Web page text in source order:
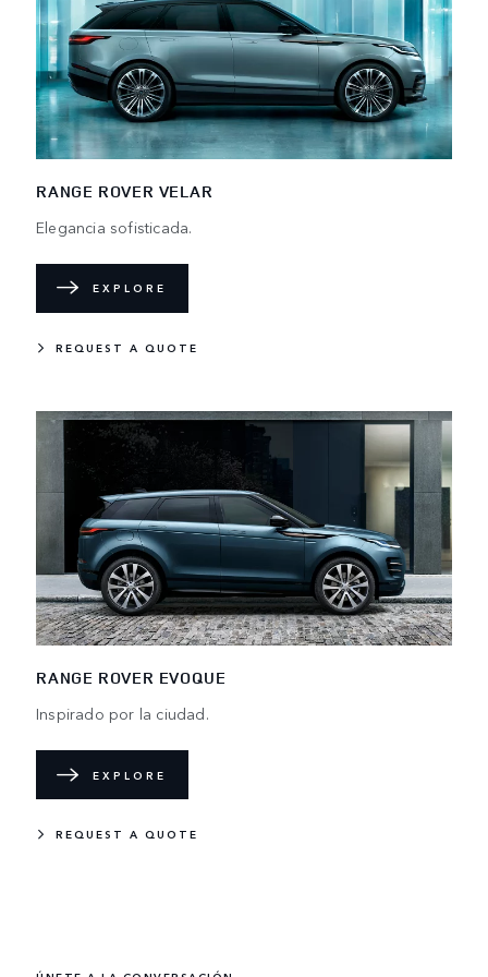
RANGE ROVER VELAR
Elegancia sofisticada.
EXPLORE
REQUEST A QUOTE
RANGE ROVER EVOQUE
Inspirado por la ciudad.
EXPLORE
REQUEST A QUOTE